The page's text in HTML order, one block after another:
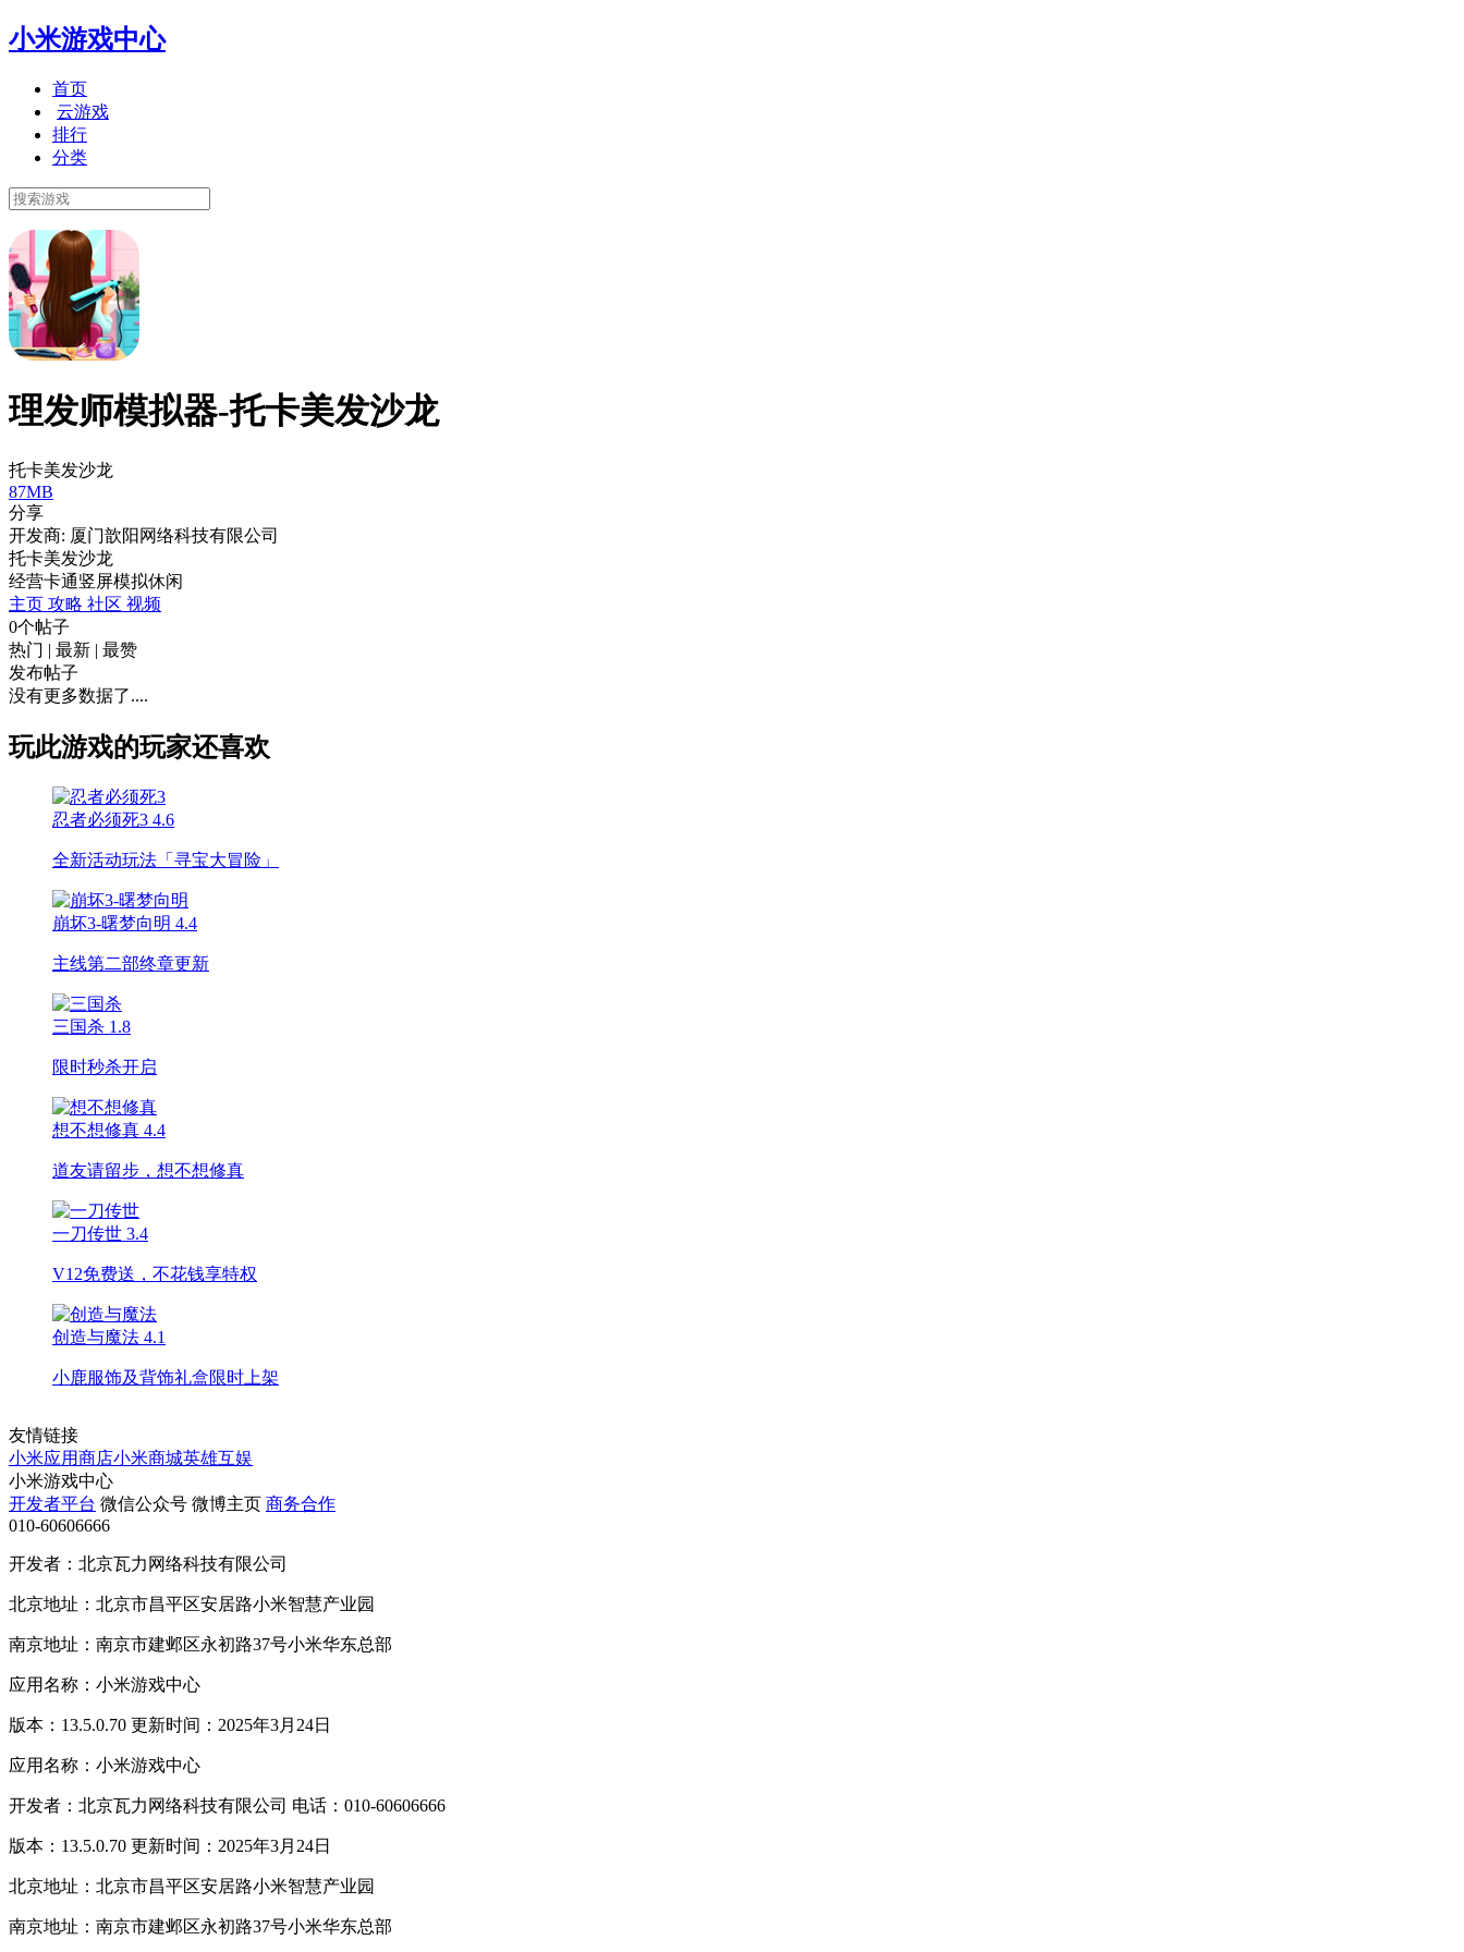
小米游戏中心
首页
云游戏
排行
分类
理发师模拟器-托卡美发沙龙
托卡美发沙龙
87MB
分享
开发商: 厦门歆阳网络科技有限公司
托卡美发沙龙
经营卡通竖屏模拟休闲
主页 攻略 社区 视频
0个帖子
热门 | 最新 | 最赞
发布帖子
没有更多数据了....
玩此游戏的玩家还喜欢
忍者必须死3 4.6
全新活动玩法「寻宝大冒险」
崩坏3-曙梦向明 4.4
主线第二部终章更新
三国杀 1.8
限时秒杀开启
想不想修真 4.4
道友请留步，想不想修真
一刀传世 3.4
V12免费送，不花钱享特权
创造与魔法 4.1
小鹿服饰及背饰礼盒限时上架
友情链接
小米应用商店小米商城英雄互娱
小米游戏中心
开发者平台 微信公众号 微博主页 商务合作
010-60606666
开发者：北京瓦力网络科技有限公司
北京地址：北京市昌平区安居路小米智慧产业园
南京地址：南京市建邺区永初路37号小米华东总部
应用名称：小米游戏中心
版本：13.5.0.70 更新时间：2025年3月24日
应用名称：小米游戏中心
开发者：北京瓦力网络科技有限公司 电话：010-60606666
版本：13.5.0.70 更新时间：2025年3月24日
北京地址：北京市昌平区安居路小米智慧产业园
南京地址：南京市建邺区永初路37号小米华东总部